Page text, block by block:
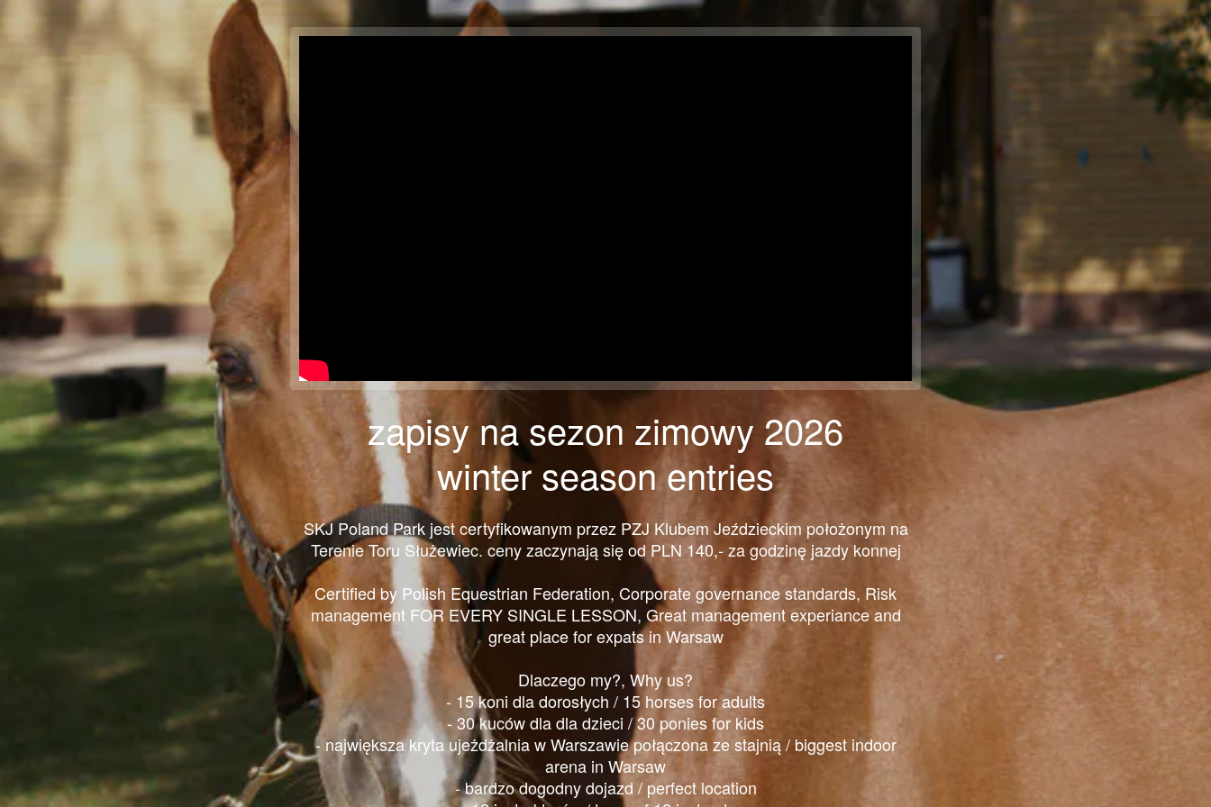
zapisy na sezon zimowy 2026
winter season entries
SKJ Poland Park jest certyfikowanym przez PZJ Klubem Jeździeckim położonym na
Terenie Toru Służewiec. ceny zaczynają się od PLN 140,- za godzinę jazdy konnej
Certified by Polish Equestrian Federation, Corporate governance standards, Risk
management FOR EVERY SINGLE LESSON, Great management experiance and
great place for expats in Warsaw
Dlaczego my?, Why us?
- 15 koni dla dorosłych / 15 horses for adults
- 30 kuców dla dla dzieci / 30 ponies for kids
- największa kryta ujeżdżalnia w Warszawie połączona ze stajnią / biggest indoor
arena in Warsaw
- bardzo dogodny dojazd / perfect location